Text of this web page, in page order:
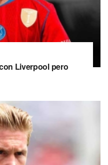
Liverpool pero